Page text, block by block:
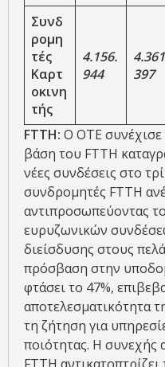
Συνδ
ρομη
τές
Καρτ
οκινη
τής
4.156.
944
397
FTTH: Ο ΟΤΕ συνέχισε
βάση του FTTH
νέες συνδέσεις στο
συνδρομητές FTTH
αντιπροσωπεύοντας
ευρυζωνικών
διείσδυσης στους
πρόσβαση στην
φτάσει το 47%,
αποτελεσματικότητα
τη ζήτηση για
ποιότητας. Η